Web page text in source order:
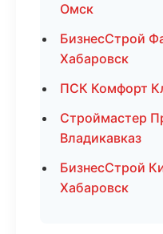
Омск
БизнесСтрой
Хабаровск
ПСК Комфорт
Строймастер
Владикавказ
БизнесСтрой
Хабаровск